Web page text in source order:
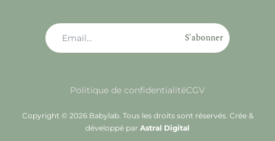
S'abonner
Politique de confidentialitéCGV
Copyright © 2026 Babylab. Tous les droits sont réservés. Crée &
développé par Astral Digital